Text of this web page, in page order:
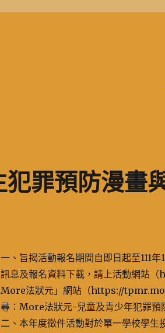
犯罪預防漫畫
一、旨揭活動報名期間自即日起至111
訊息及報名資料下載，請上活動網站
More法狀元」網站（https://
尋：More法狀元-兒童及青少年犯罪預
二、本年度徵件活動對於單一學校學生